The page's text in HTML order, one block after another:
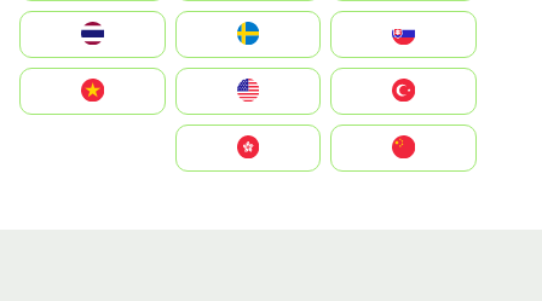
Slovensko
United States
Vietnam